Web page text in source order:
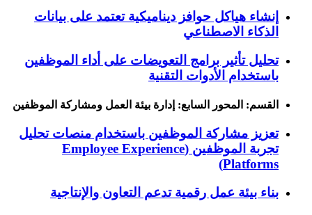
إنشاء هياكل حوافز ديناميكية تعتمد على بيانات
الذكاء الاصطناعي
تحليل تأثير برامج التعويضات على أداء الموظفين
باستخدام الأدوات التقنية
القسم: المحور السابع: إدارة بيئة العمل ومشاركة الموظفين
تعزيز مشاركة الموظفين باستخدام منصات تحليل
تجربة الموظفين (Employee Experience
Platforms)
بناء بيئة عمل رقمية تدعم التعاون والإنتاجية